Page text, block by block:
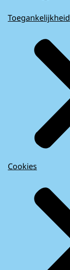
Toegankelijkheid
Cookies